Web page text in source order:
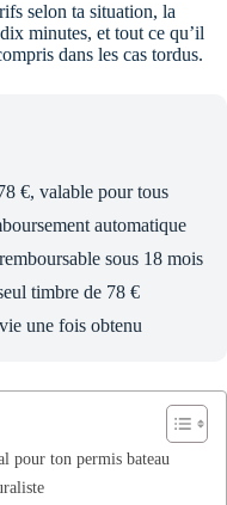
selon ta situation, la
minutes, et tout ce qu’il
dans les cas tordus.
€, valable pour tous
automatique
sous 18 mois
timbre de 78 €
une fois obtenu
pour ton permis bateau